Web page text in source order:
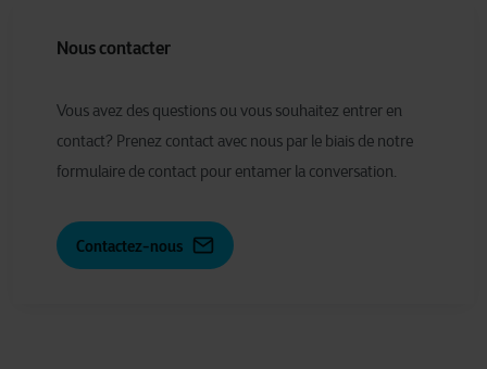
Nous contacter
Vous avez des questions ou vous souhaitez entrer en
contact? Prenez contact avec nous par le biais de notre
formulaire de contact pour entamer la conversation.
Contactez-nous